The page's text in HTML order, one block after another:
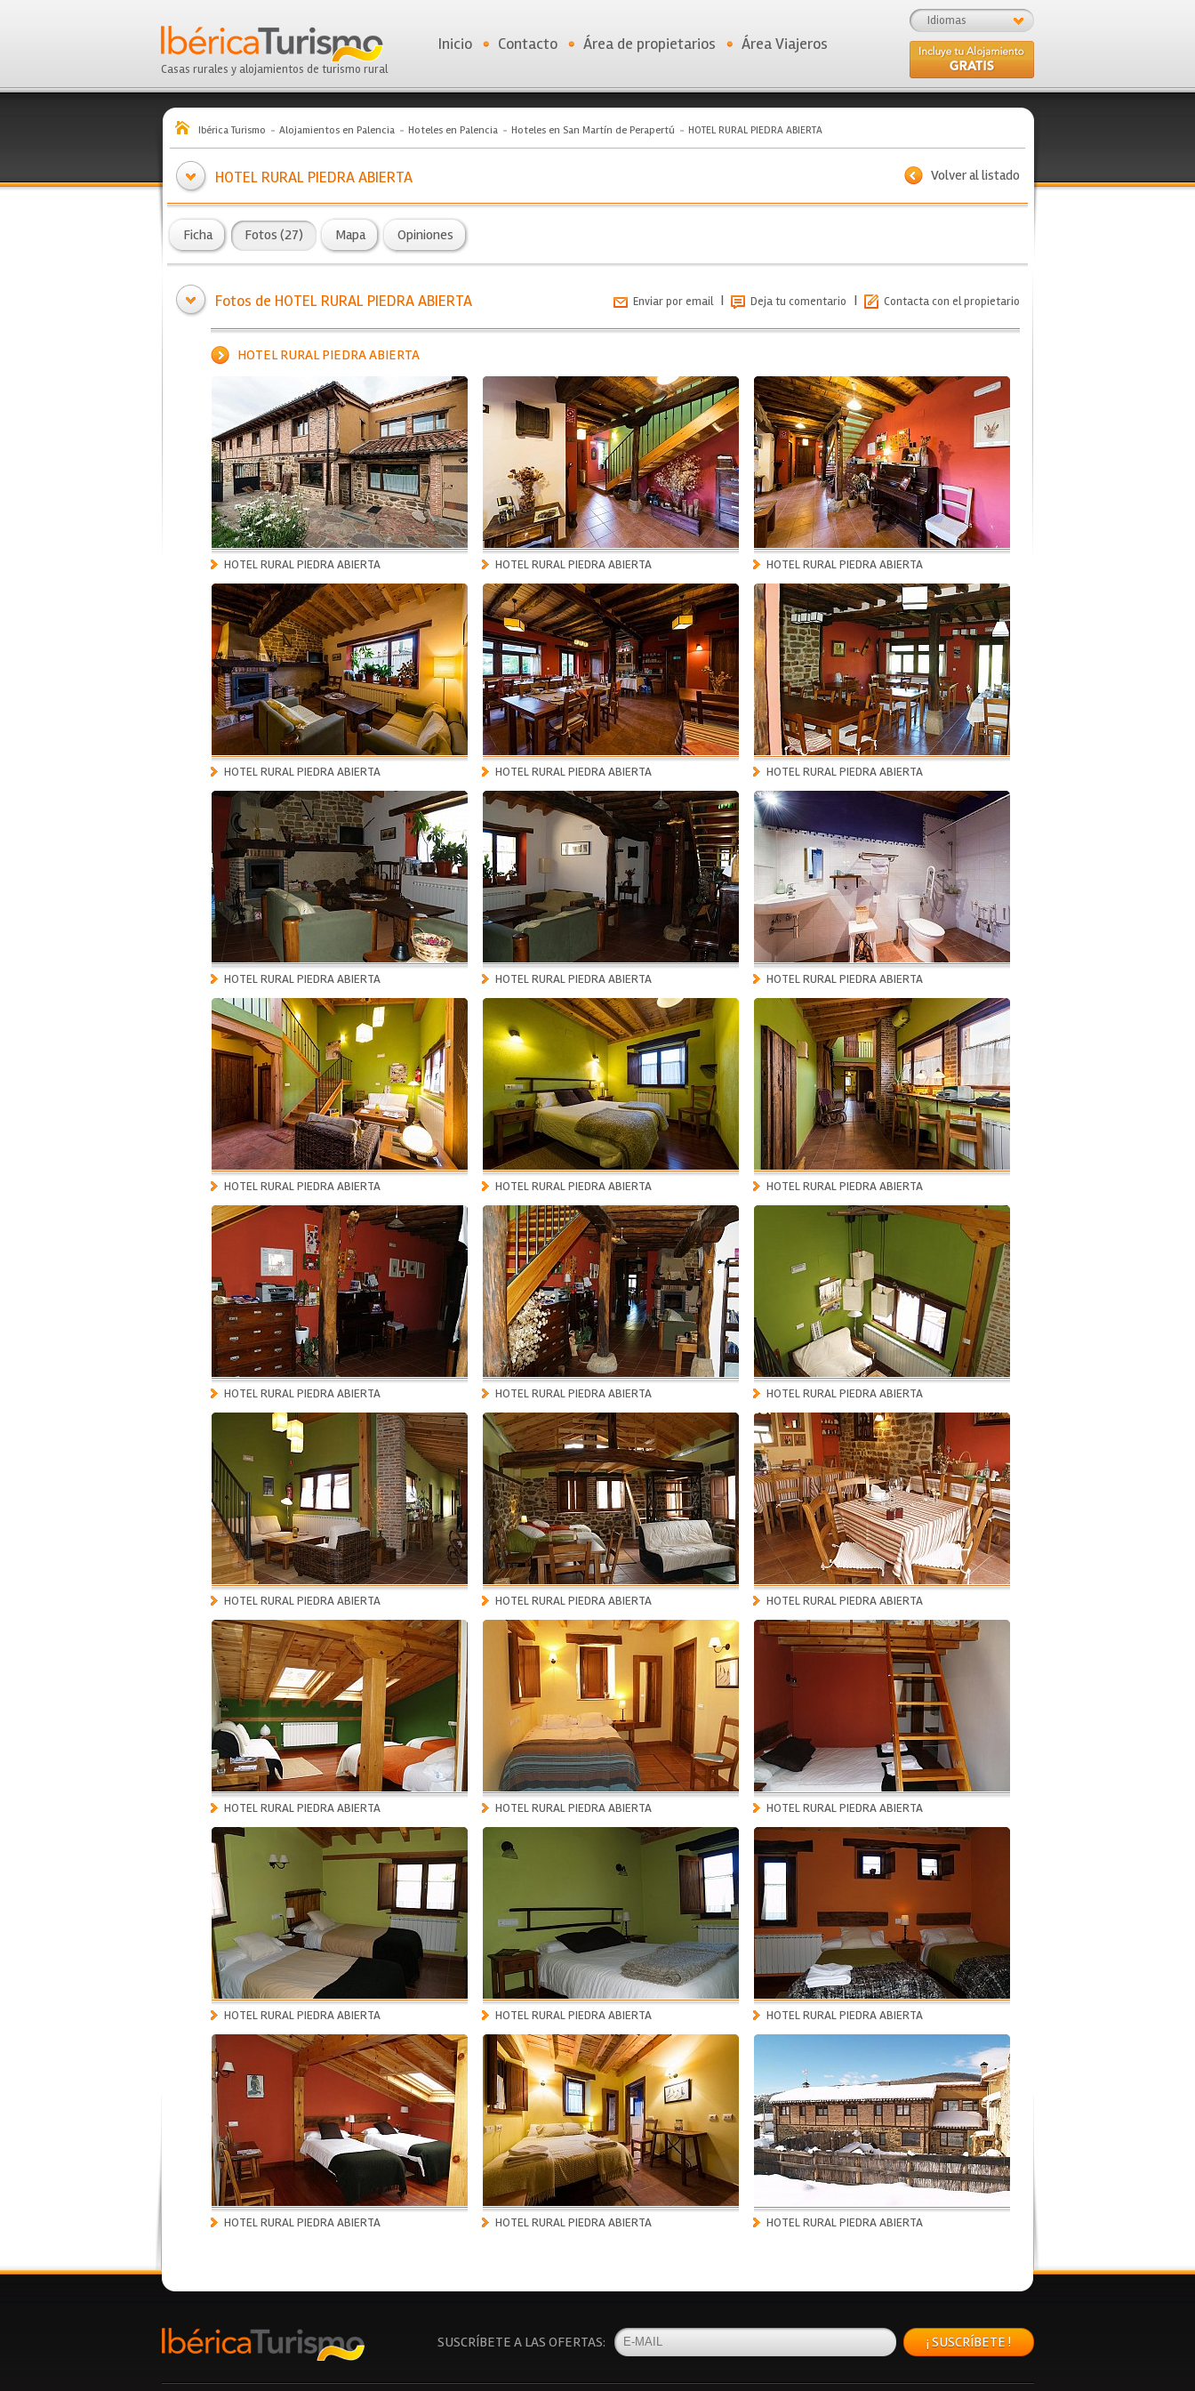
Casas rurales y alojamientos de turismo rural
Idiomas
Inicio Contacto Área de propietarios Área Viajeros
Ibérica Turismo Alojamientos en Palencia Hoteles en Palencia Hoteles en San Martín de Perapertú HOTEL RURAL PIEDRA ABIERTA
Volver al listado
HOTEL RURAL PIEDRA ABIERTA
Ficha Fotos (27) Mapa Opiniones
Fotos de HOTEL RURAL PIEDRA ABIERTA Enviar por email | Deja tu comentario | Contacta con el propietario
HOTEL RURAL PIEDRA ABIERTA
HOTEL RURAL PIEDRA ABIERTA HOTEL RURAL PIEDRA ABIERTA HOTEL RURAL PIEDRA ABIERTA
HOTEL RURAL PIEDRA ABIERTA HOTEL RURAL PIEDRA ABIERTA HOTEL RURAL PIEDRA ABIERTA
HOTEL RURAL PIEDRA ABIERTA HOTEL RURAL PIEDRA ABIERTA HOTEL RURAL PIEDRA ABIERTA
HOTEL RURAL PIEDRA ABIERTA HOTEL RURAL PIEDRA ABIERTA HOTEL RURAL PIEDRA ABIERTA
HOTEL RURAL PIEDRA ABIERTA HOTEL RURAL PIEDRA ABIERTA HOTEL RURAL PIEDRA ABIERTA
HOTEL RURAL PIEDRA ABIERTA HOTEL RURAL PIEDRA ABIERTA HOTEL RURAL PIEDRA ABIERTA
HOTEL RURAL PIEDRA ABIERTA HOTEL RURAL PIEDRA ABIERTA HOTEL RURAL PIEDRA ABIERTA
HOTEL RURAL PIEDRA ABIERTA HOTEL RURAL PIEDRA ABIERTA HOTEL RURAL PIEDRA ABIERTA
HOTEL RURAL PIEDRA ABIERTA HOTEL RURAL PIEDRA ABIERTA HOTEL RURAL PIEDRA ABIERTA
SUSCRÍBETE A LAS OFERTAS: ¡ SUSCRÍBETE !